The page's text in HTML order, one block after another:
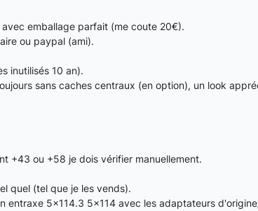
emballage parfait (me coute 20€).
ou paypal (ami).
inutilisés 10 an).
sans caches centraux (en option), un look
+43 ou +58 je dois vérifier manuellement.
quel (tel que je les vends).
entraxe 5x114.3 5x114 avec les adaptateurs